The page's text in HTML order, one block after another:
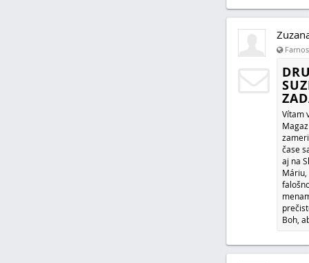
Vítam
čase
aj na
Máriu,
Boh,